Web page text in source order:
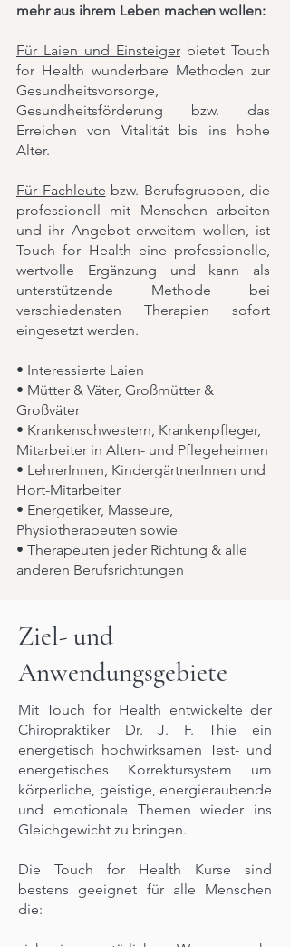
mehr aus ihrem Leben machen wollen:
Für Laien und Einsteiger bietet Touch
for Health wunderbare Methoden zur
Gesundheitsvorsorge,
Gesundheitsförderung bzw. das
Erreichen von Vitalität bis ins hohe
Alter.
Für Fachleute bzw. Berufsgruppen, die
professionell mit Menschen arbeiten
und ihr Angebot erweitern wollen, ist
Touch for Health eine professionelle,
wertvolle Ergänzung und kann als
unterstützende Methode bei
verschiedensten Therapien sofort
eingesetzt werden.
• Interessierte Laien
• Mütter & Väter, Großmütter &
Großväter
• Krankenschwestern, Krankenpfleger,
Mitarbeiter in Alten- und Pflegeheimen
• LehrerInnen, KindergärtnerInnen und
Hort-Mitarbeiter
• Energetiker, Masseure,
Physiotherapeuten sowie
• Therapeuten jeder Richtung & alle
anderen Berufsrichtungen
Ziel- und
Anwendungsgebiete
Mit Touch for Health entwickelte der
Chiropraktiker Dr. J. F. Thie ein
energetisch hochwirksamen Test- und
energetisches Korrektursystem um
körperliche, geistige, energieraubende
und emotionale Themen wieder ins
Gleichgewicht zu bringen.
Die Touch for Health Kurse sind
bestens geeignet für alle Menschen
die: